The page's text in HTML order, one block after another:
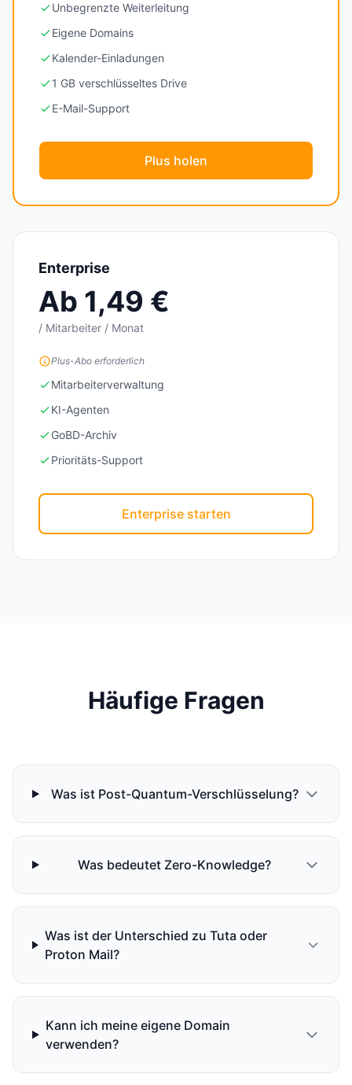
Unbegrenzte Weiterleitung
Eigene Domains
Kalender-Einladungen
1 GB verschlüsseltes Drive
E-Mail-Support
Plus holen
Enterprise
Ab 1,49 €
/ Mitarbeiter / Monat
Plus-Abo erforderlich
Mitarbeiterverwaltung
KI-Agenten
GoBD-Archiv
Prioritäts-Support
Enterprise starten
Häufige Fragen
Was ist Post-Quantum-Verschlüsselung?
Was bedeutet Zero-Knowledge?
Was ist der Unterschied zu Tuta oder
Proton Mail?
Kann ich meine eigene Domain
verwenden?